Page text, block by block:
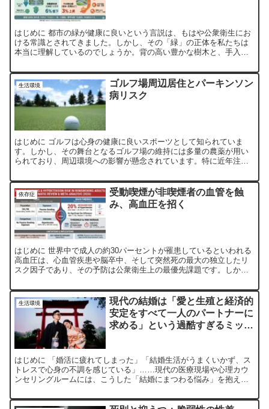
はじめに 都市の緑が健康に良いという言説は、もはや公衆衛生にお
ける常識とされてきました。しかし、その「緑」の正体を私たちは
本当に理解しているのでしょうか。背の高い豊かな樹木と、手入れ
生活環境
ゴルフ場周辺居住とパーキンソン
病リスク
はじめに ゴルフは心身の健康に良いスポーツとして知られていま
す。しかし、その舞台となるゴルフ場の維持には多量の農薬が用い
られており、周辺環境への影響が懸念されています。特に近年注目
依存症
受動喫煙が非喫煙者の血管を蝕
み、高血圧を招く
はじめに 世界中で成人の約30パーセントが罹患しているといわれる
高血圧は、心血管疾患や脳卒中、そして突然死の最大の独立したリ
スク因子であり、その予防は公衆衛生上の最優先課題です。しか
生活環境
現代の結婚は「愛と生殖と経済的
安定をすべて一人のパートナーに
求める」という過酷すぎるミッシ
はじめに 「婚活に疲れてしまった」「結婚生活がうまくいかず、ス
トレスで心身の不調を感じている」……現代の医療現場や心理カウ
ンセリングルームには、こうした「結婚にまつわる悩み」を抱えた